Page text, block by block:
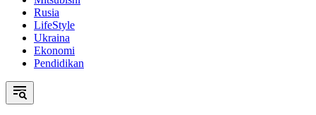
Rusia
LifeStyle
Ukraina
Ekonomi
Pendidikan